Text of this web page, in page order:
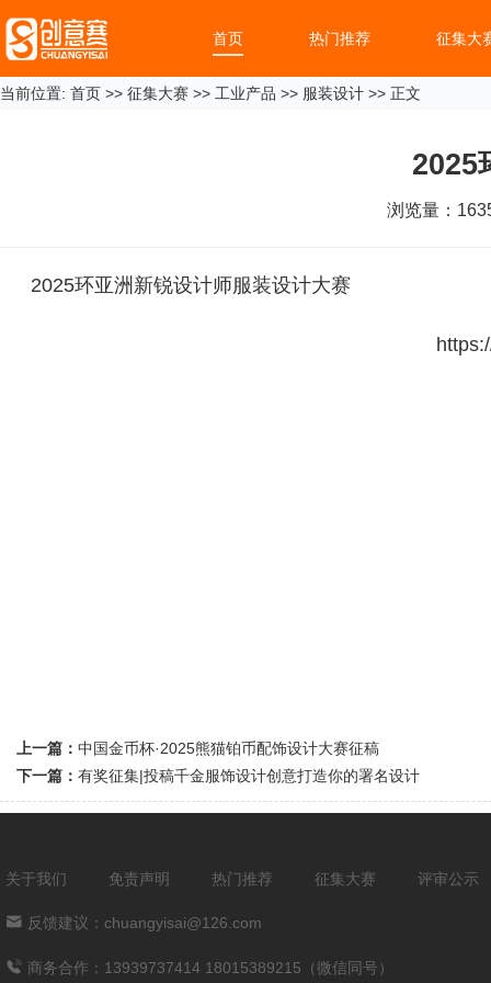
首页 热门推荐 征集大
当前位置: 首页 >> 征集大赛 >> 工业产品 >> 服装设计 >> 正文
2025
浏览量：
2025环亚洲新锐设计师服装设计大赛
上一篇： 中国金币杯·2025熊猫铂币配饰设计大赛征稿
下一篇： 有奖征集|投稿千金服饰设计创意打造你的署名设计
关于我们 免责声明 热门推荐 征集大赛 评审公示
反馈建议：chuangyisai@126.com
商务合作：13939737414 18015389215（微信同号）